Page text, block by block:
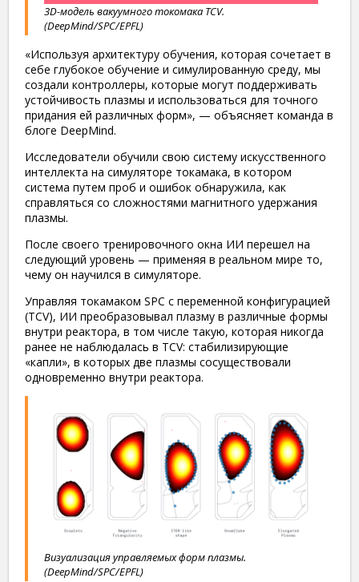
3D-модель вакуумного токомака TCV.
(DeepMind/SPC/EPFL)
«Используя архитектуру обучения, которая сочетает в
себе глубокое обучение и симулированную среду, мы
создали контроллеры, которые могут поддерживать
устойчивость плазмы и использоваться для точного
придания ей различных форм», — объясняет команда в
блоге DeepMind.
Исследователи обучили свою систему искусственного
интеллекта на симуляторе токамака, в котором
система путем проб и ошибок обнаружила, как
справляться со сложностями магнитного удержания
плазмы.
После своего тренировочного окна ИИ перешел на
следующий уровень — применяя в реальном мире то,
чему он научился в симуляторе.
Управляя токамаком SPC с переменной конфигурацией
(TCV), ИИ преобразовывал плазму в различные формы
внутри реактора, в том числе такую, которая никогда
ранее не наблюдалась в TCV: стабилизирующие
«капли», в которых две плазмы сосуществовали
одновременно внутри реактора.
Визуализация управляемых форм плазмы.
(DeepMind/SPC/EPFL)